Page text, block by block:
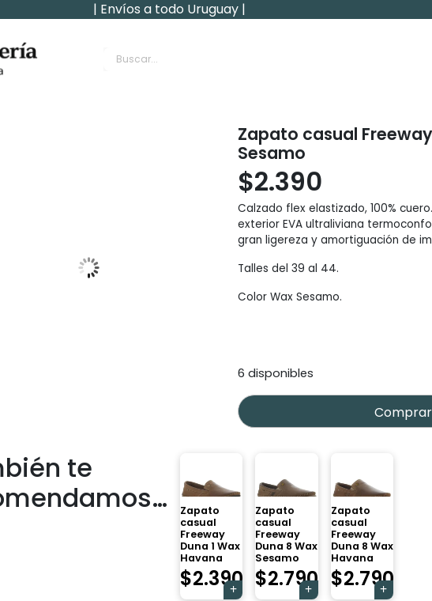
| Envíos a todo Uruguay |
Zapato casual
Sesamo
$2.390
Calzado flex elastizado, 100%
exterior EVA ultraliviana
gran ligereza y amortiguación de
Talles del 39 al 44.
Color Wax Sesamo.
6 disponibles
te
Zapato
casual
Freeway
Duna 1 Wax
Havana
$2.390
Zapato
casual
Freeway
Duna 8 Wax
Sesamo
$2.790
Zapato
casual
Freeway
Duna 8 Wax
Havana
$2.790